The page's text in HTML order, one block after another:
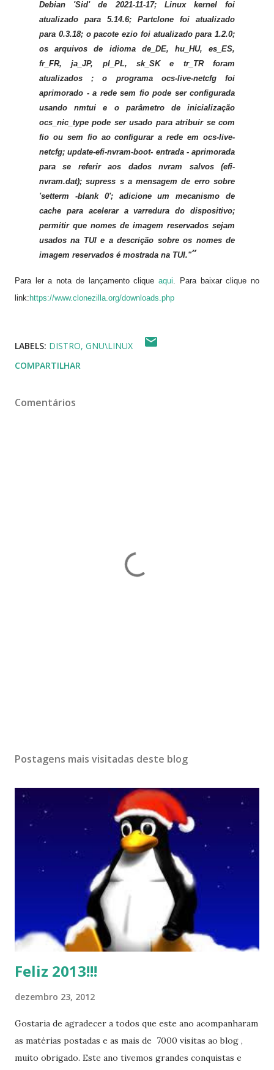
Debian 'Sid' de 2021-11-17; Linux kernel foi
atualizado para 5.14.6; Partclone foi atualizado
para 0.3.18; o pacote ezio foi atualizado para 1.2.0;
os arquivos de idioma de_DE, hu_HU, es_ES,
fr_FR, ja_JP, pl_PL, sk_SK e tr_TR foram
atualizados ; o programa ocs-live-netcfg foi
aprimorado - a rede sem fio pode ser configurada
usando nmtui e o parâmetro de inicialização
ocs_nic_type pode ser usado para atribuir se com
fio ou sem fio ao configurar a rede em ocs-live-
netcfg; update-efi-nvram-boot- entrada - aprimorada
para se referir aos dados nvram salvos (efi-
nvram.dat); supress s a mensagem de erro sobre
'setterm -blank 0'; adicione um mecanismo de
cache para acelerar a varredura do dispositivo;
permitir que nomes de imagem reservados sejam
usados ​​na TUI e a descrição sobre os nomes de
imagem reservados é mostrada na TUI."
Para ler a nota de lançamento cliqueaqui. Para baixar clique no
link: https://www.clonezilla.org/downloads.php
LABELS: DISTRO GNU\LINUX
COMPARTILHAR
Comentários
Postagens mais visitadas deste blog
Feliz 2013!!!
dezembro 23, 2012
Gostaria de agradecer a todos que este ano acompanharam
as matérias postadas e as mais de 7000 visitas ao blog ,
muito obrigado. Este ano tivemos grandes conquistas e